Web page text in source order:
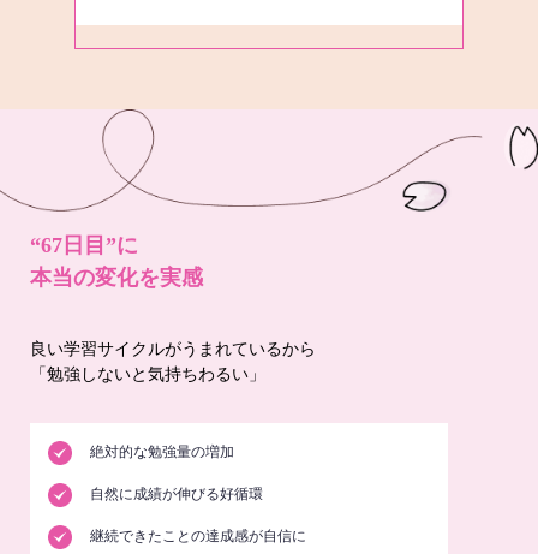
“67日目”に
本当の変化を実感
良い学習サイクルがうまれているから
「勉強しないと気持ちわるい」
絶対的な勉強量の増加
自然に成績が伸びる好循環
継続できたことの達成感が自信に